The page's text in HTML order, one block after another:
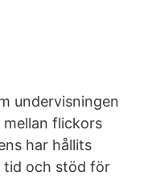
undervisningen
mellan flickors
har hållits
tid och stöd för